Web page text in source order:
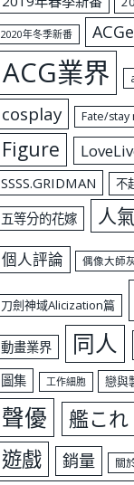
2020年冬季新番
ACG業界
cosplay Fate/stay
Figure
SSSS.GRIDMAN 不
五等分的花嫁 人
個人評論 偶像大師
刀劍神域Alicization篇
動畫業界 同人
圖集 工作細胞 戀與
聲優 艦これ
遊戲 銷量 關